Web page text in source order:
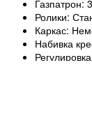
Газпатрон:
Ролики:
Каркас:
Набивка